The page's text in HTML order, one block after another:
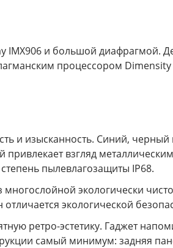
и большой диафрагмой.
процессором
и изысканность. Синий,
взгляд
пылевлагозащиты IP68.
экологически
экологической
ретро-эстетику. Гаджет
самый минимум: задняя